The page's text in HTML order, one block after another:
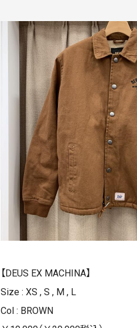
【DEUS EX MACHINA】
Size : XS , S , M , L
Col : BROWN